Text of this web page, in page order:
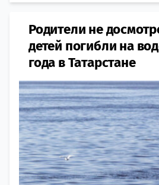
Родители не
детей погибли на
года в Татарстане